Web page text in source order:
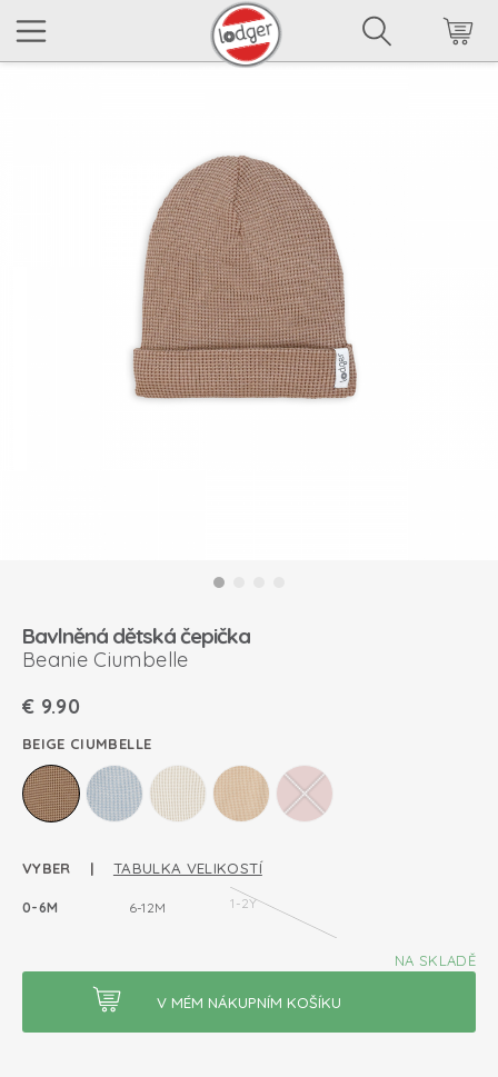
Bavlněná dětská čepička
Beanie Ciumbelle
€ 9.90
BEIGE CIUMBELLE
VYBER | TABULKA VELIKOSTÍ
0-6M 6-12M 1-2Y
NA SKLADĚ